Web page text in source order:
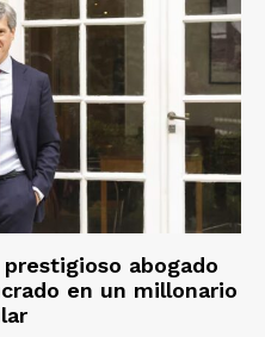
abogado
en un millonario